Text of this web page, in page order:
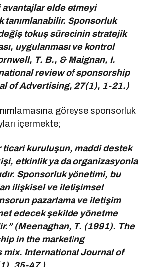
avantajlar elde etmeyi
tanımlanabilir. Sponsorluk
tokuş sürecinin stratejik
uygulanması ve kontrol
T. B., & Maignan, I.
review of sponsorship
of Advertising, 27(1), 1-21.)
göreyse sponsorluk
içermekte;
ticari kuruluşun, maddi destek
etkinlik ya da organizasyonla
Sponsorluk yönetimi, bu
ilişkisel ve iletişimsel
pazarlama ve iletişim
edecek şekilde yönetme
(Meenaghan, T. (1991). The
in the marketing
mix. International Journal of
35-47.)